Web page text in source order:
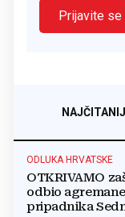
Prijavite se
ODLUKA HRVATSKE
OTKRIVAMO
odbio
pripadnika